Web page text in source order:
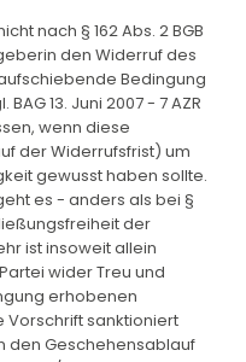
nach § 162 Abs. 2 BGB
den Widerruf des
Bedingung
13. Juni 2007 - 7 AZR
wenn diese
der Widerrufsfrist) um
gewusst haben sollte.
es - anders als bei §
der
ist insoweit allein
wider Treu und
erhobenen
Vorschrift sanktioniert
den Geschehensablauf